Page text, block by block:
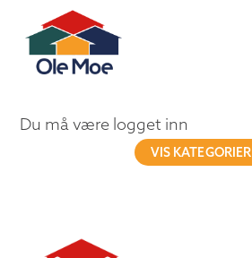
Du må være logget inn
VIS KATEGORIER